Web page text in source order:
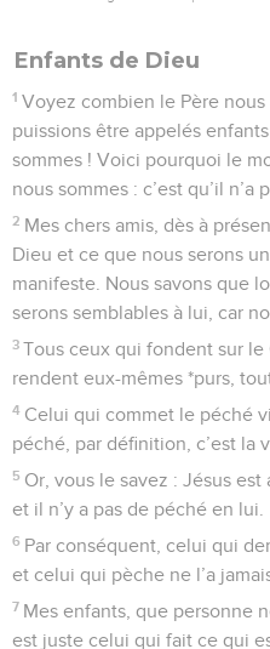
Enfants de Dieu
1 Voyez combien le Père
puissions être appelés
sommes ! Voici pourquoi le
nous sommes : c’est qu’il n’a
2 Mes chers amis, dès à
Dieu et ce que nous serons
manifeste. Nous savons que
serons semblables à lui, car
3 Tous ceux qui fondent sur
rendent eux-mêmes *purs,
4 Celui qui commet le péché
péché, par définition, c’est la
5 Or, vous le savez : Jésus
et il n’y a pas de péché en lui.
6 Par conséquent, celui qui
et celui qui pèche ne l’a
7 Mes enfants, que personne
est juste celui qui fait ce qui